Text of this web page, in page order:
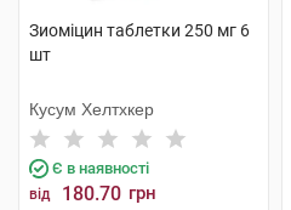
Зиоміцин таблетки 250 мг 6
шт
Кусум Хелтхкер
Є в наявності
від 180.70 грн